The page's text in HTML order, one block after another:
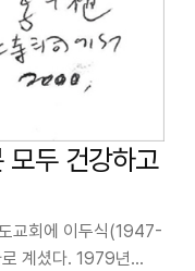
두 건강하고
교회에 이두식(1947-
계셨다. 1979년